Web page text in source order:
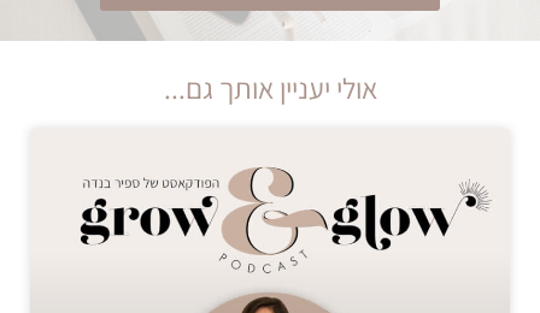
אולי יעניין אותך גם...